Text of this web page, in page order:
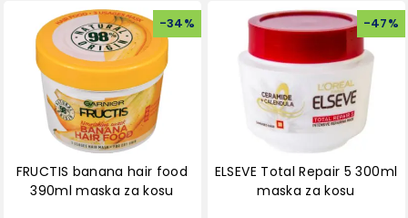
-34%
FRUCTIS banana hair food
390ml maska za kosu
-47%
ELSEVE Total Repair 5 300ml
maska za kosu